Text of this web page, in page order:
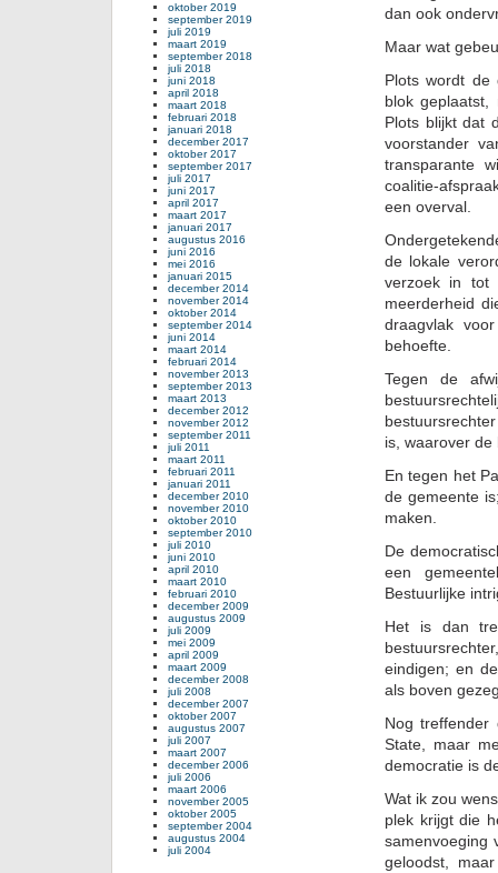
dan ook
Maar wat
Plots wordt de
blok
Plots blijkt dat
voorstander
transparante
coalitie-
een overval.
de lokale
verzoek in tot
meerderheid
draagvlak
behoefte.
Tegen de
is, waarover
En tegen het
de gemeente
maken.
De
een
Bestuurlijke
Het is dan
eindigen; en
als boven
Nog
State, maar
democratie is
Wat ik zou
plek krijgt die
samenvoeging
geloodst,
oktober 2019
september 2019
juli 2019
maart 2019
september 2018
juli 2018
juni 2018
april 2018
maart 2018
februari 2018
januari 2018
december 2017
oktober 2017
september 2017
juli 2017
juni 2017
april 2017
maart 2017
januari 2017
augustus 2016
juni 2016
mei 2016
januari 2015
december 2014
november 2014
oktober 2014
september 2014
juni 2014
maart 2014
februari 2014
november 2013
september 2013
maart 2013
december 2012
november 2012
september 2011
juli 2011
maart 2011
februari 2011
januari 2011
december 2010
november 2010
oktober 2010
september 2010
juli 2010
juni 2010
april 2010
maart 2010
februari 2010
december 2009
augustus 2009
juli 2009
mei 2009
april 2009
maart 2009
december 2008
juli 2008
december 2007
oktober 2007
augustus 2007
juli 2007
maart 2007
december 2006
juli 2006
maart 2006
november 2005
oktober 2005
september 2004
augustus 2004
juli 2004